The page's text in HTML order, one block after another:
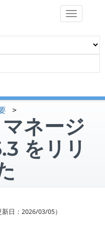
Toggle
>
ネージ
をリリ
新日： 2026/03/05）